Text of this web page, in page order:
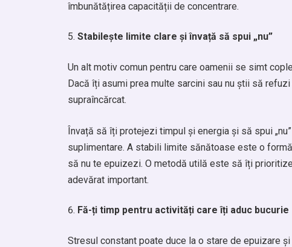
îmbunătățirea capacității de concentrare.
Stabilește limite clare și învață să spui „nu”
Un alt motiv comun pentru care oamenii se simt
Dacă îți asumi prea multe sarcini sau nu știi să
supraîncărcat.
Învață să îți protejezi timpul și energia și să spui
suplimentare. A stabili limite sănătoase este o
să nu te epuizezi. O metodă utilă este să îți
adevărat important.
Fă-ți timp pentru activități care îți aduc bucurie
Stresul constant poate duce la o stare de epuizare